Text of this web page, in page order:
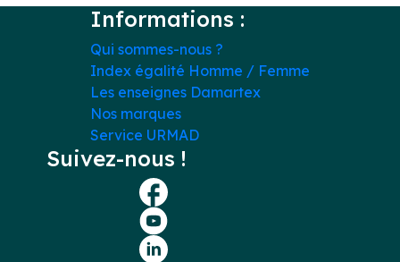
Informations :
Qui sommes-nous ?
Index égalité Homme / Femme
Les enseignes Damartex
Nos marques
Service URMAD
Suivez-nous !